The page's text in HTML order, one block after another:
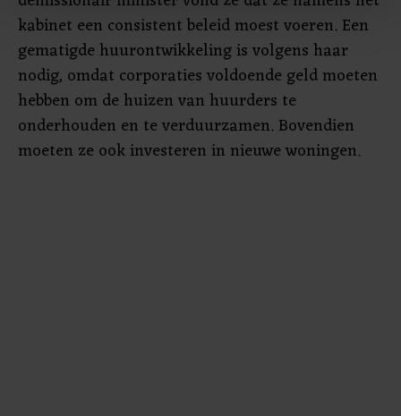
Met cookies werkt onze website beter en wordt jouw
bezoek makkelijker en persoonlijker. Op
onze cookiepagina kun je ons cookiebeleid bekijken en je
gemaakte keuze altijd wijzigen of intrekken.
kabinet een consistent beleid moest voeren. Een
gematigde huurontwikkeling is volgens haar
nodig, omdat corporaties voldoende geld moeten
hebben om de huizen van huurders te
onderhouden en te verduurzamen. Bovendien
moeten ze ook investeren in nieuwe woningen.